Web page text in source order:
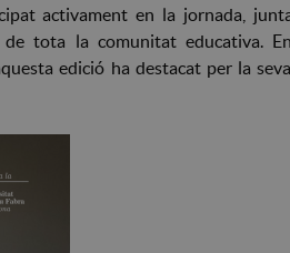
activament en la jornada,
tota la comunitat educativa.
edició ha destacat per la